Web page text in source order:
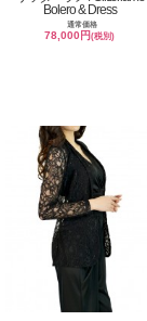
Bolero & Dress
通常価格
78,000円(税別)